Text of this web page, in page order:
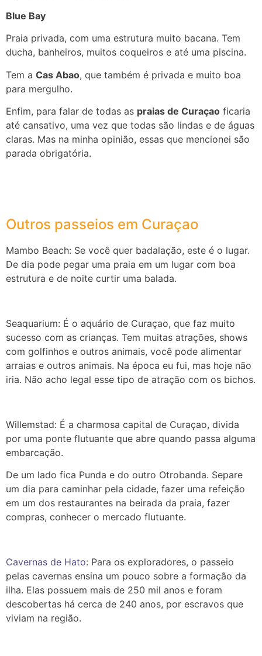
Blue Bay
Praia privada, com uma estrutura muito bacana. Tem
ducha, banheiros, muitos coqueiros e até uma piscina.
Tem a Cas Abao, que também é privada e muito boa
para mergulho.
Enfim, para falar de todas as praias de Curaçao ficaria
até cansativo, uma vez que todas são lindas e de águas
claras. Mas na minha opinião, essas que mencionei são
parada obrigatória.
Outros passeios em Curaçao
Mambo Beach: Se você quer badalação, este é o lugar.
De dia pode pegar uma praia em um lugar com boa
estrutura e de noite curtir uma balada.
Seaquarium: É o aquário de Curaçao, que faz muito
sucesso com as crianças. Tem muitas atrações, shows
com golfinhos e outros animais, você pode alimentar
arraias e outros animais. Na época eu fui, mas hoje não
iria. Não acho legal esse tipo de atração com os bichos.
Willemstad: É a charmosa capital de Curaçao, divida
por uma ponte flutuante que abre quando passa alguma
embarcação.
De um lado fica Punda e do outro Otrobanda. Separe
um dia para caminhar pela cidade, fazer uma refeição
em um dos restaurantes na beirada da praia, fazer
compras, conhecer o mercado flutuante.
Cavernas de Hato: Para os exploradores, o passeio
pelas cavernas ensina um pouco sobre a formação da
ilha. Elas possuem mais de 250 mil anos e foram
descobertas há cerca de 240 anos, por escravos que
viviam na região.